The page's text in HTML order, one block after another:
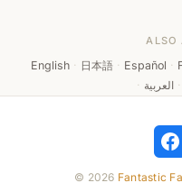
ALSO
English · 日本語 · Español ·
· العربية ·
© 2026 Fantastic